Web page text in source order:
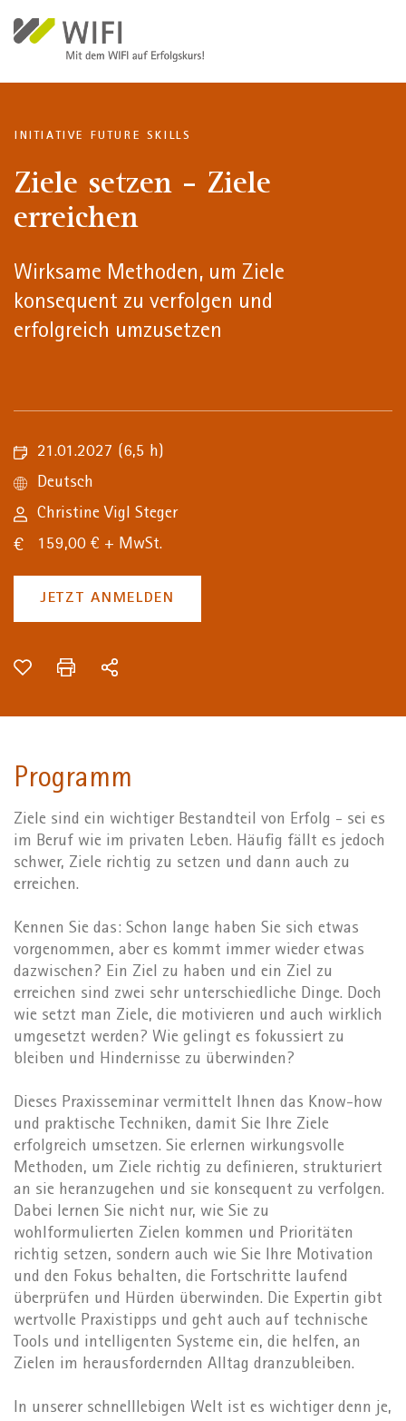
INITIATIVE FUTURE SKILLS
Ziele setzen - Ziele
erreichen
Wirksame Methoden, um Ziele
konsequent zu verfolgen und
erfolgreich umzusetzen
21.01.2027 (6,5 h)
Deutsch
Christine Vigl Steger
159,00 € + MwSt.
JETZT ANMELDEN
Programm
Ziele sind ein wichtiger Bestandteil von Erfolg - sei es
im Beruf wie im privaten Leben. Häufig fällt es jedoch
schwer, Ziele richtig zu setzen und dann auch zu
erreichen.
Kennen Sie das: Schon lange haben Sie sich etwas
vorgenommen, aber es kommt immer wieder etwas
dazwischen? Ein Ziel zu haben und ein Ziel zu
erreichen sind zwei sehr unterschiedliche Dinge. Doch
wie setzt man Ziele, die motivieren und auch wirklich
umgesetzt werden? Wie gelingt es fokussiert zu
bleiben und Hindernisse zu überwinden?
Dieses Praxisseminar vermittelt Ihnen das Know-how
und praktische Techniken, damit Sie Ihre Ziele
erfolgreich umsetzen. Sie erlernen wirkungsvolle
Methoden, um Ziele richtig zu definieren, strukturiert
an sie heranzugehen und sie konsequent zu verfolgen.
Dabei lernen Sie nicht nur, wie Sie zu
wohlformulierten Zielen kommen und Prioritäten
richtig setzen, sondern auch wie Sie Ihre Motivation
und den Fokus behalten, die Fortschritte laufend
überprüfen und Hürden überwinden. Die Expertin gibt
wertvolle Praxistipps und geht auch auf technische
Tools und intelligenten Systeme ein, die helfen, an
Zielen im herausfordernden Alltag dranzubleiben.
In unserer schnelllebigen Welt ist es wichtiger denn je,